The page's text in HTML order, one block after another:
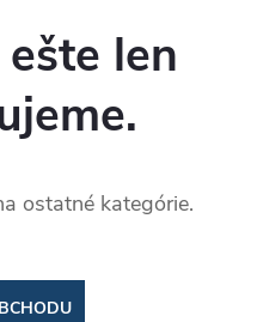
len
ostatné kategórie.